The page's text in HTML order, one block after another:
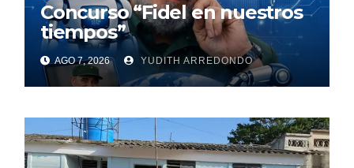
Concurso “Fidel en nuestros
tiempos”
AGO 7, 2026 YUDITH ARREDONDO